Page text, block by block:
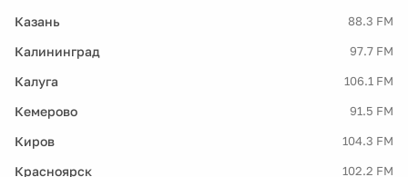
Казань 88.3 FM
Калининград 97.7 FM
Калуга 106.1 FM
Кемерово 91.5 FM
Киров 104.3 FM
Красноярск 102.2 FM